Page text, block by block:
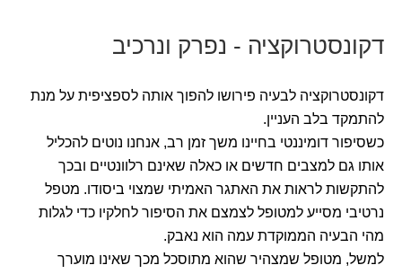
דקונסטרוקציה - נפרק ונרכיב
דקונסטרוקציה לבעיה פירושו להפוך אותה לספציפית על מנת
להתמקד בלב העניין.
כשסיפור דומיננטי בחיינו משך זמן רב, אנחנו נוטים להכליל
אותו גם למצבים חדשים או כאלה שאינם רלוונטיים ובכך
להתקשות לראות את האתגר האמיתי שמצוי ביסודו. מטפל
נרטיבי מסייע למטופל לצמצם את הסיפור לחלקיו כדי לגלות
מהי הבעיה הממוקדת עמה הוא נאבק.
למשל, מטופל שמצהיר שהוא מתוסכל מכך שאינו מוערך